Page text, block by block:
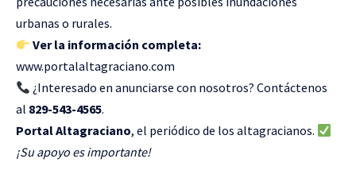
urbanas o rurales.
Ver la información completa:
www.portalaltagraciano.com
¿Interesado en anunciarse con nosotros? Contáctenos
al 829-543-4565.
Portal Altagraciano, el periódico de los altagracianos.
¡Su apoyo es importante!